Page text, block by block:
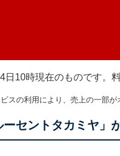
10時現在のものです。
スの利用により、売上の一部が
セントタカミヤ」